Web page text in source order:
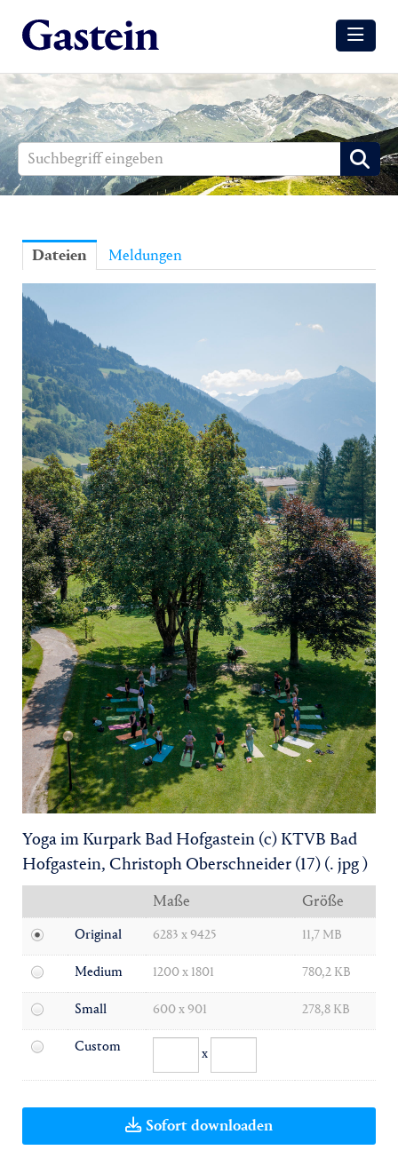
Meldungen
Winter
Media
Winter
Yoga
Pressekontakt
Dateien Meldungen
Yoga im Kurpark Bad Hofgastein (c) KTVB Bad
Hofgastein, Christoph Oberschneider (17) (. jpg )
Maße Größe
Original 6283 x 9425 11,7 MB
Medium 1200 x 1801 780,2 KB
Small 600 x 901 278,8 KB
Custom x
Sofort downloaden